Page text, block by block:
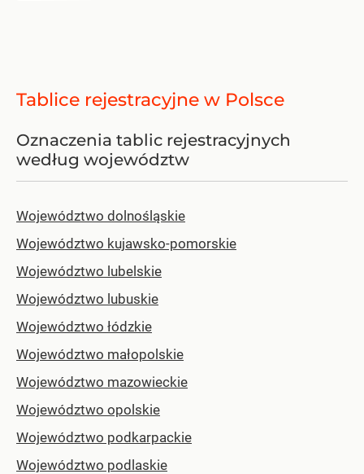
Tablice rejestracyjne w Polsce
Oznaczenia tablic rejestracyjnych
według województw
Województwo dolnośląskie
Województwo kujawsko-pomorskie
Województwo lubelskie
Województwo lubuskie
Województwo łódzkie
Województwo małopolskie
Województwo mazowieckie
Województwo opolskie
Województwo podkarpackie
Województwo podlaskie